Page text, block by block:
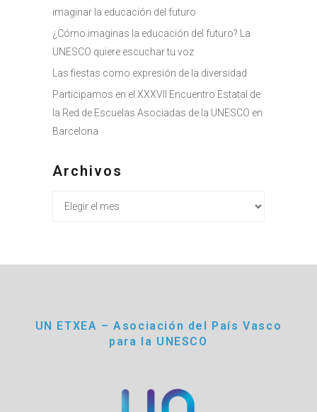
imaginar la educación del futuro
¿Cómo imaginas la educación del futuro? La
UNESCO quiere escuchar tu voz
Las fiestas como expresión de la diversidad
Participamos en el XXXVII Encuentro Estatal de
la Red de Escuelas Asociadas de la UNESCO en
Barcelona
Archivos
UN ETXEA – Asociación del País Vasco
para la UNESCO